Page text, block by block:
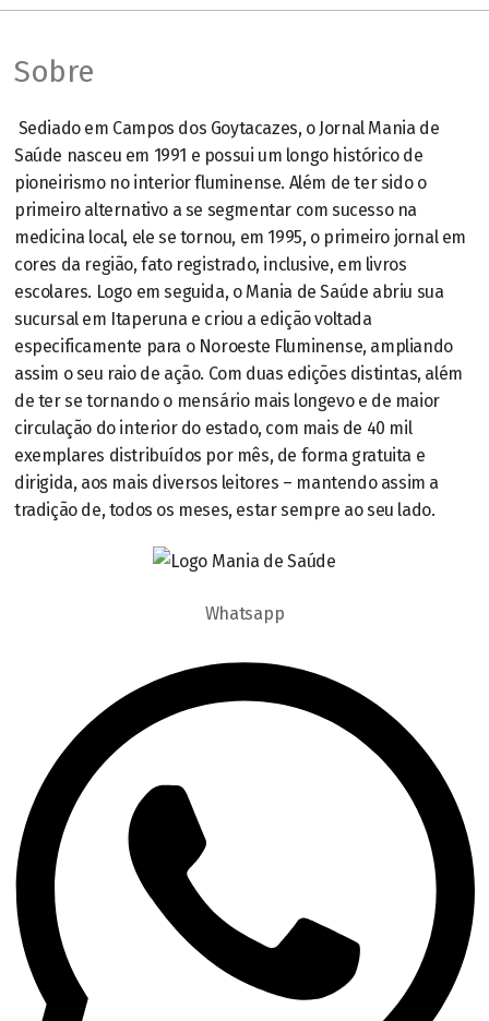
Sobre
Sediado em Campos dos Goytacazes, o Jornal Mania de
Saúde nasceu em 1991 e possui um longo histórico de
pioneirismo no interior fluminense. Além de ter sido o
primeiro alternativo a se segmentar com sucesso na
medicina local, ele se tornou, em 1995, o primeiro jornal em
cores da região, fato registrado, inclusive, em livros
escolares. Logo em seguida, o Mania de Saúde abriu sua
sucursal em Itaperuna e criou a edição voltada
especificamente para o Noroeste Fluminense, ampliando
assim o seu raio de ação. Com duas edições distintas, além
de ter se tornando o mensário mais longevo e de maior
circulação do interior do estado, com mais de 40 mil
exemplares distribuídos por mês, de forma gratuita e
dirigida, aos mais diversos leitores – mantendo assim a
tradição de, todos os meses, estar sempre ao seu lado.
Whatsapp